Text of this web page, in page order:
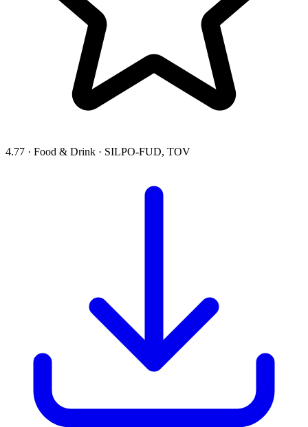
4.77 · Food & Drink · SILPO-FUD, TOV